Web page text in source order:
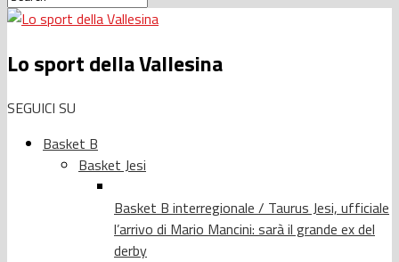
Lo sport della Vallesina
SEGUICI SU
Basket B
Basket Jesi
Basket B interregionale / Taurus Jesi, ufficiale
l’arrivo di Mario Mancini: sarà il grande ex del
derby